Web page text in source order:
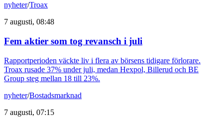
nyheter/Troax
7 augusti, 08:48
Fem aktier som tog revansch i juli
Rapportperioden väckte liv i flera av börsens tidigare förlorare.
Troax rusade 37% under juli, medan Hexpol, Billerud och BE
Group steg mellan 18 till 23%.
nyheter/Bostadsmarknad
7 augusti, 07:15